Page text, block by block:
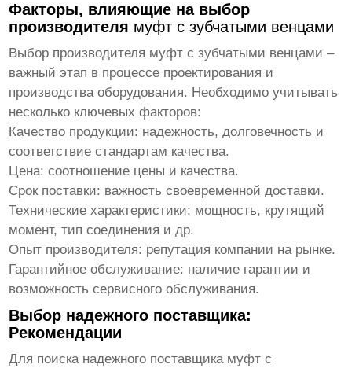
Факторы, влияющие на выбор
производителя муфт с зубчатыми венцами
Выбор производителя муфт с зубчатыми венцами –
важный этап в процессе проектирования и
производства оборудования. Необходимо учитывать
несколько ключевых факторов:
Качество продукции: надежность, долговечность и
соответствие стандартам качества.
Цена: соотношение цены и качества.
Срок поставки: важность своевременной доставки.
Технические характеристики: мощность, крутящий
момент, тип соединения и др.
Опыт производителя: репутация компании на рынке.
Гарантийное обслуживание: наличие гарантии и
возможность сервисного обслуживания.
Выбор надежного поставщика:
Рекомендации
Для поиска надежного поставщика муфт с